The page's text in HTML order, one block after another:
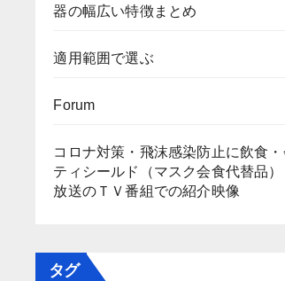
器の幅広い特徴まとめ
適用範囲で選ぶ
Forum
コロナ対策・飛沫感染防止に飲食
ティシールド（マスク会食代替品
放送のＴＶ番組での紹介映像
タグ